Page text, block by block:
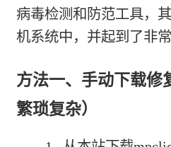
病毒检测和防范工具，
机系统中，并起到了非
方法一、手动下载修
繁琐复杂）